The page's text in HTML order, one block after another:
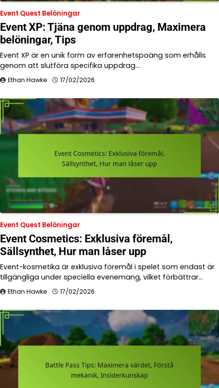
Event Quest Belöningar
Event XP: Tjäna genom uppdrag, Maximera
belöningar, Tips
Event XP är en unik form av erfarenhetspoäng som erhålls
genom att slutföra specifika uppdrag…
Ethan Hawke 17/02/2026
Event Quest Belöningar
Event Cosmetics: Exklusiva föremål,
Sällsynthet, Hur man låser upp
Event-kosmetika är exklusiva föremål i spelet som endast är
tillgängliga under speciella evenemang, vilket förbättrar…
Ethan Hawke 17/02/2026